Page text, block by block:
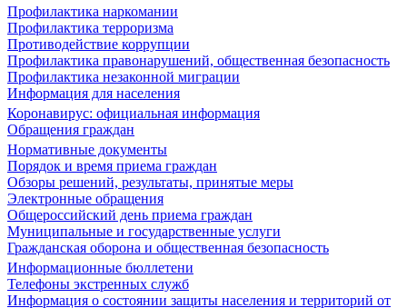
Профилактика наркомании
Профилактика терроризма
Противодействие коррупции
Профилактика правонарушений, общественная безопасность
Профилактика незаконной миграции
Информация для населения
Коронавирус: официальная информация
Обращения граждан
Нормативные документы
Порядок и время приема граждан
Обзоры решений, результаты, принятые меры
Электронные обращения
Общероссийский день приема граждан
Муниципальные и государственные услуги
Гражданская оборона и общественная безопасность
Информационные бюллетени
Телефоны экстренных служб
Информация о состоянии защиты населения и территорий от